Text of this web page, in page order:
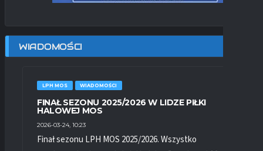
WIADOMOŚCI
LPH MOS WIADOMOŚCI
FINAŁ SEZONU 2025/2026 W LIDZE PIŁKI
HALOWEJ MOS
2026-03-24, 10:23
Finał sezonu LPH MOS 2025/2026. Wszystko